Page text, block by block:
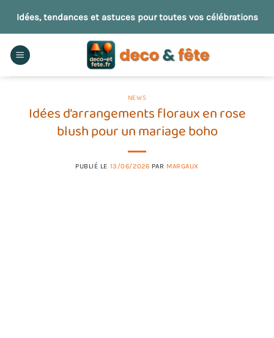
contenu
Idées, tendances et astuces pour toutes vos célébrations
NEWS
Idées d’arrangements floraux en rose
blush pour un mariage boho
PUBLIÉ LE 13/06/2026 PAR MARGAUX